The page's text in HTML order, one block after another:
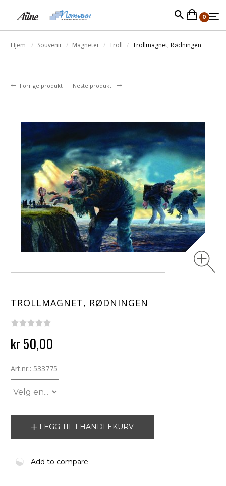
0
Hjem Souvenir Magneter Troll Trollmagnet, Rødningen
Forrige produkt Neste produkt
TROLLMAGNET, RØDNINGEN
kr 50,00
Art.nr.: 533775
LEGG TIL I HANDLEKURV
Add to compare